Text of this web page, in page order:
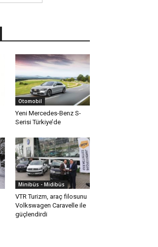
Otomobil
Yeni Mercedes-Benz S-
Serisi Türkiye’de
Minibüs - Midibüs
VTR Turizm, araç filosunu
Volkswagen Caravelle ile
güçlendirdi